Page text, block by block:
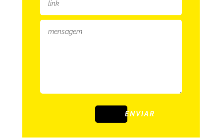
ENVIAR